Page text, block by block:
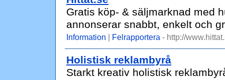
Gratis köp- & säljmarknad med
annonserar snabbt, enkelt och
Information | Felrapportera - http://
Holistisk reklambyrå
Starkt kreativ holistisk